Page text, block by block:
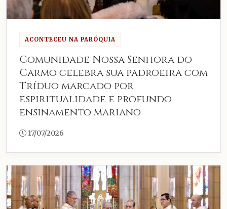
ACONTECEU NA PARÓQUIA
Comunidade Nossa Senhora do
Carmo celebra sua padroeira com
Tríduo marcado por
espiritualidade e profundo
ensinamento mariano
17/07/2026